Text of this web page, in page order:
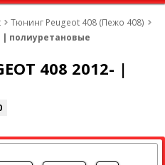
Тюнинг Peugeot 408 (Пежо 408)
| полиуретановые
408 2012- |